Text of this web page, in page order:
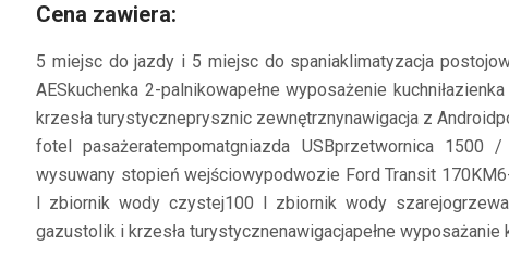
Cena zawiera:
5 miejsc do jazdy i 5 miejsc do spaniaklimatyzacja
AESkuchenka 2-palnikowapełne wyposażenie kuchni
krzesła turystyczneprysznic zewnętrznynawigacja z Android
fotel pasażeratempomatgniazda USBprzetwornica 1500
wysuwany stopień wejściowypodwozie Ford Transit 170KM
l zbiornik wody czystej100 l zbiornik wody szarej
gazustolik i krzesła turystycznenawigacjapełne wyposażanie